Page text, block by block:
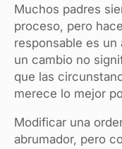
Muchos padres
proceso, pero
responsable es
un cambio no
que las
merece lo mejor
Modificar una
abrumador, pero